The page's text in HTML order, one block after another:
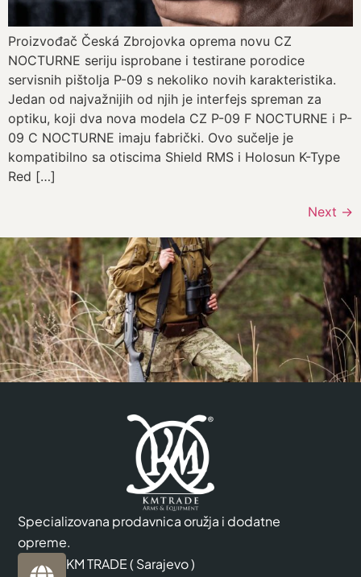
Proizvođač Česká Zbrojovka oprema novu CZ
NOCTURNE seriju isprobane i testirane porodice
servisnih pištolja P-09 s nekoliko novih karakteristika.
Jedan od najvažnijih od njih je interfejs spreman za
optiku, koji dva nova modela CZ P-09 F NOCTURNE i P-
09 C NOCTURNE imaju fabrički. Ovo sučelje je
kompatibilno sa otiscima Shield RMS i Holosun K-Type
Red […]
Next →
Specializovana prodavnica oružja i dodatne
opreme.
KM TRADE ( Sarajevo )